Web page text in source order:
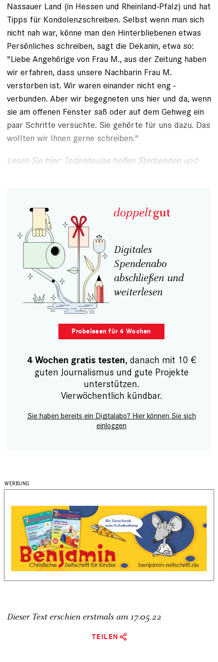
Nassauer Land (in Hessen und Rheinland-Pfalz) und hat
Tipps für Kondolenzschreiben. Selbst wenn man sich
nicht nah war, könne man den Hinterbliebenen etwas
Persönliches schreiben, sagt die Dekanin, etwa so:
"Liebe Angehörige von Frau M., aus der Zeitung haben
wir erfahren, dass unsere Nachbarin Frau M.
verstorben ist. Wir waren einander nicht eng ­
verbunden. Aber wir begegneten uns hier und da, wenn
sie am offenen Fenster saß oder auf dem Gehweg ein
paar Schritte versuchte. Sie gehörte für uns dazu. Das
wollten wir Ihnen gerne schreiben."
Lesen Sie hier: Todesdoulas helfen Sterbenden und
Digitales
Spendenabo
abschließen und
weiterlesen
Probelesen für 4 Wochen
4 Wochen gratis testen, danach mit 10 €
guten Journalismus und gute Projekte
unterstützen.
Vierwöchentlich kündbar.
Sie haben bereits ein Digitalabo? Hier können Sie sich
einloggen
Dieser Text erschien erstmals am 17.05.22
TEILEN